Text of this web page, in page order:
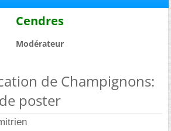
Cendres
Modérateur
de Champignons:
poster